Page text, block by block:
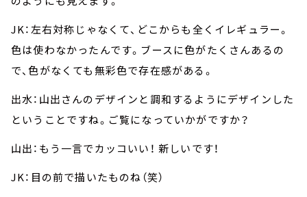
JK：左右対称じゃなくて、どこからも全くイレギュラー。
色は使わなかったんです。ブースに色がたくさんあるの
で、色がなくても無彩色で存在感がある。
出水：山出さんのデザインと調和するようにデザインした
ということですね。ご覧になっていかがですか？
山出：もう一言でカッコいい！ 新しいです！
JK：目の前で描いたものね（笑）